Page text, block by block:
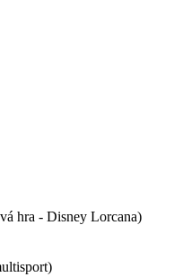
hra - Disney Lorcana)